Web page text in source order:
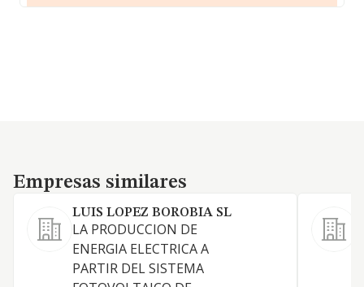
Empresas similares
Empresas similares
LUIS LOPEZ BOROBIA SL
LA PRODUCCION DE
ENERGIA ELECTRICA A
PARTIR DEL SISTEMA